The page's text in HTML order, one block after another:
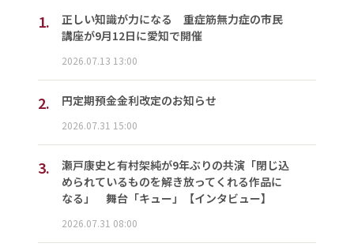
1.
正しい知識が力になる 重症筋無力症の市民
講座が9月12日に愛知で開催
2026.07.13 13:00
2. 円定期預金金利改定のお知らせ
2026.07.31 15:00
3.
瀬戸康史と有村架純が9年ぶりの共演「閉じ込
められているものを解き放ってくれる作品に
なる」 舞台「キュー」【インタビュー】
2026.07.31 08:00